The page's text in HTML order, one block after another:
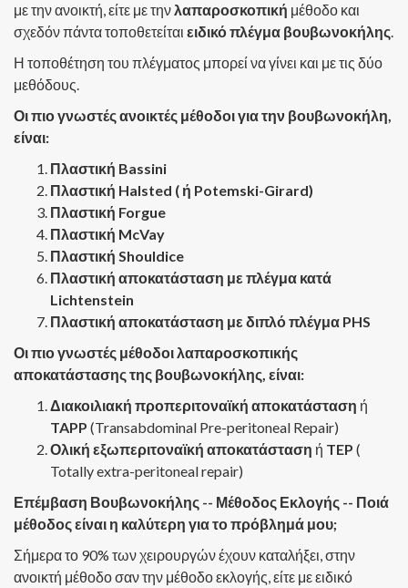
με την ανοικτή, είτε με τηνλαπαροσκοπική μέθοδο και
σχεδόν πάντα τοποθετείται ειδικό πλέγμα βουβωνοκήλης.
Η τοποθέτηση του πλέγματος μπορεί να γίνει και με τις δύο
μεθόδους.
Οι πιο γνωστές ανοικτές μέθοδοι για την βουβωνοκήλη,
είναι:
Πλαστική Bassini
Πλαστική Halsted ( ή Potemski-Girard)
Πλαστική Forgue
Πλαστική McVay
Πλαστική Shouldice
Πλαστική αποκατάσταση με πλέγμα κατά
Lichtenstein
Πλαστική αποκατάσταση με διπλό πλέγμα PHS
Οι πιο γνωστές μέθοδοι λαπαροσκοπικής
αποκατάστασης της βουβωνοκήλης, είναι:
Διακοιλιακή προπεριτοναϊκή αποκατάσταση ή
TAPP (Transabdominal Pre-peritoneal Repair)
Ολική εξωπεριτοναϊκή αποκατάσταση ή TEP (
Totally extra-peritoneal repair)
Επέμβαση Βουβωνοκήλης -- Μέθοδος Εκλογής -- Ποιά
μέθοδος είναι η καλύτερη για το πρόβλημά μου;
Σήμερα το 90% των χειρουργών έχουν καταλήξει, στην
ανοικτή μέθοδο σαν την μέθοδο εκλογής, είτε με ειδικό